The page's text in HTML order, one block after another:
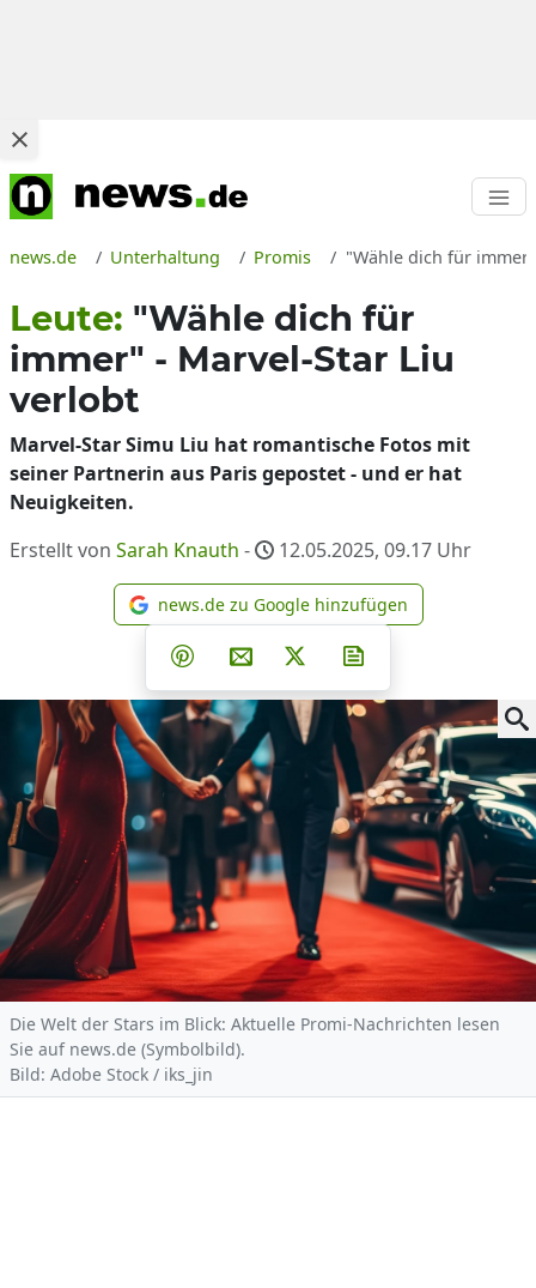
news.de Unterhaltung Promis "Wähle dich für
Leute: "Wähle dich für
immer" - Marvel-Star Liu
verlobt
Marvel-Star Simu Liu hat romantische Fotos mit
seiner Partnerin aus Paris gepostet - und er hat
Neuigkeiten.
Erstellt von Sarah Knauth - 12.05.2025, 09.17 Uhr
news.de zu Google
news.de zu Google hinzufügen
Teilen auf Facebook
Teilen auf Whatsapp
Teilen auf Telegram
Teilen auf Pinterest
Per E-Mail teilen
Post auf X
Die Welt der Stars im Blick: Aktuelle Promi-Nachrichten lesen
Sie auf news.de (Symbolbild).
Bild: Adobe Stock / iks_jin